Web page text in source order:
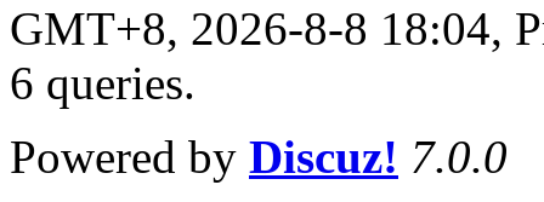
GMT+8, 2026-8-8 18:04,
6 queries.
Powered by Discuz! 7.0.0